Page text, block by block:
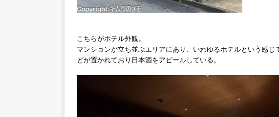
こちらがホテル外観。
マンションが立ち並ぶエリアにあり、いわゆるホテルという感
どが置かれており日本酒をアピールしている。